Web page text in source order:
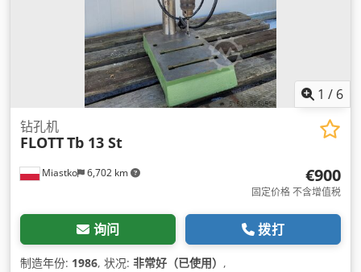
1 / 6
Miastko 6,702 km
钻孔机
FLOTTTb 13 St
€900
固定价格 不含增值税
询问 拨打
制造年份: 1986, 状况: 非常好（已使用） ,